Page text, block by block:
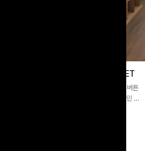
제딧레이어드 블라우스+플레어팬츠SET
[완성도높은💗]레이어드한 듯 자연스러운 나시와 버튼
원피스가 함께 구성된 세트 아이템입니다. 코디 고민 없